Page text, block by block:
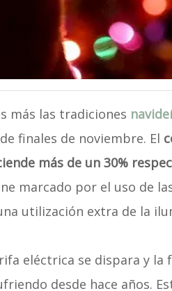
más las tradiciones
finales de noviembre. El
más de un 30%
marcado por el uso de
utilización extra de la
eléctrica se dispara y la
desde hace años.